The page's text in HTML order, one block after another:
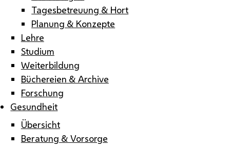
Tagesbetreuung & Hort
Planung & Konzepte
Lehre
Studium
Weiterbildung
Büchereien & Archive
Forschung
Gesundheit
Übersicht
Beratung & Vorsorge